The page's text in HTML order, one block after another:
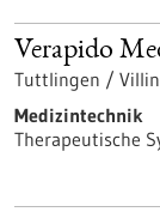
Verapido
Tuttlingen /
Medizintechnik
Therapeutische